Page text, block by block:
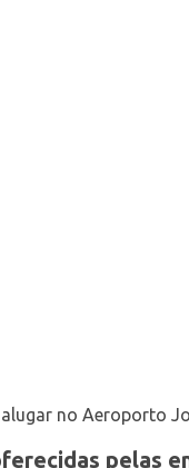
no Aeroporto
pelas